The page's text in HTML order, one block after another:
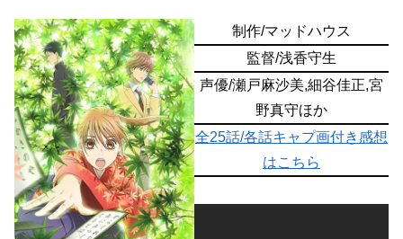
制作/マッドハウス
監督/浅香守生
声優/瀬戸麻沙美,細谷佳正,宮
野真守ほか
全25話/各話キャプ画付き感想
はこちら